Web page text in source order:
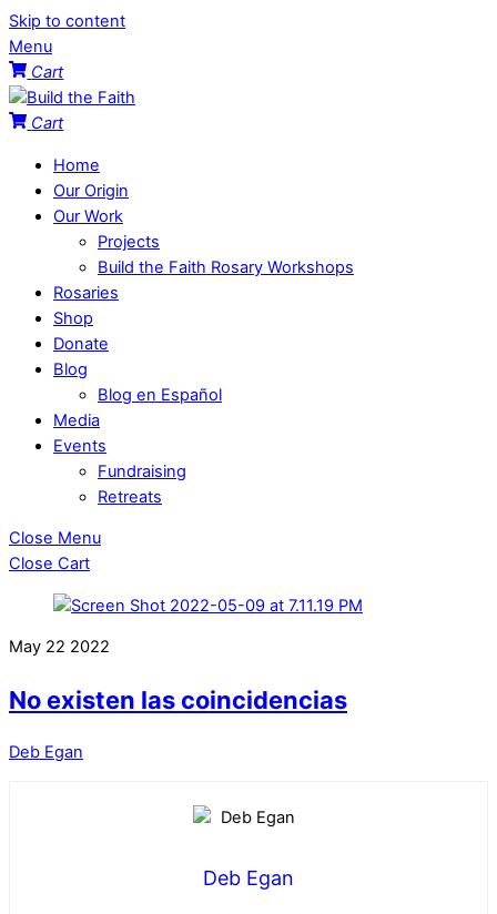
Skip to content
Menu
Cart
Cart
Home
Our Origin
Our Work
Projects
Build the Faith Rosary Workshops
Rosaries
Shop
Donate
Blog
Blog en Español
Media
Events
Fundraising
Retreats
Close Menu
Close Cart
May 22 2022
No existen las coincidencias
Deb Egan
Deb Egan